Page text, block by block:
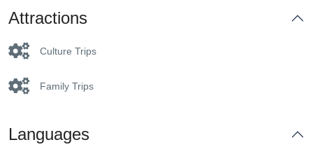
Attractions
Culture Trips
Family Trips
Languages